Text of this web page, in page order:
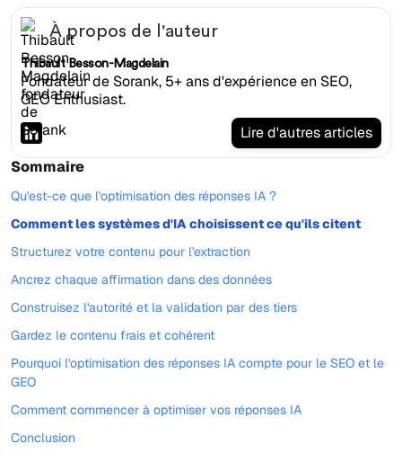
À propos de l'auteur
Thibault Besson-Magdelain
Fondateur de Sorank, 5+ ans d'expérience en SEO,
GEO Enthusiast.
Lire d'autres articles
Sommaire
Qu'est-ce que l'optimisation des réponses IA ?
Comment les systèmes d'IA choisissent ce qu'ils citent
Structurez votre contenu pour l'extraction
Ancrez chaque affirmation dans des données
Construisez l'autorité et la validation par des tiers
Gardez le contenu frais et cohérent
Pourquoi l'optimisation des réponses IA compte pour le SEO et le
GEO
Comment commencer à optimiser vos réponses IA
Conclusion